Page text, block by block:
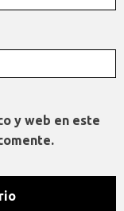
y web en este